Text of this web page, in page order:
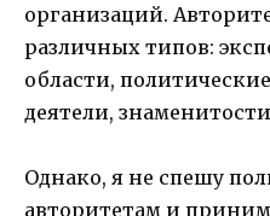
организаций.
различных типов:
области,
деятели,
Однако, я не спешу
авторитетам и